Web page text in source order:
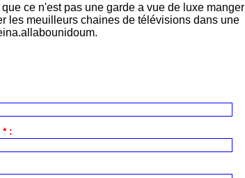
ce n'est pas une garde a vue de luxe manger
les meuilleurs chaines de télévisions dans une
* :